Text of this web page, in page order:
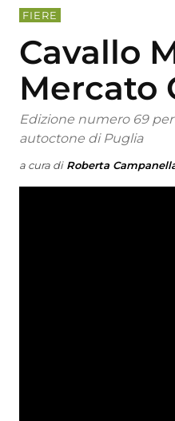
FIERE
Cavallo
Mercato
Edizione numero 69
autoctone di Puglia
a cura di Roberta